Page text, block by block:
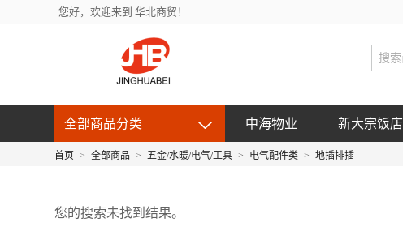
您好，欢迎来到 华北商贸！
全部商品分类 中海物业 新大宗饭店
首页 > 全部商品 > 五金/水暖/电气/工具 > 电气配件类 > 地插排插
您的搜索未找到结果。